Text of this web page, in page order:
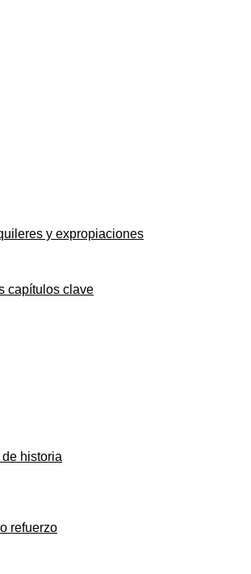
y expropiaciones
capítulos clave
historia
refuerzo